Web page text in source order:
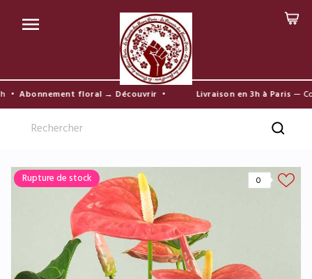

Abonnement floral → Découvrir• Livraison en 3h à Paris—
Rupture de stock 0